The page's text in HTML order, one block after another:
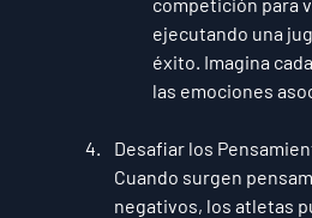
ejecutando una
éxito. Imagina
las emociones
Desafiar los
Cuando surgen
negativos, los atletas